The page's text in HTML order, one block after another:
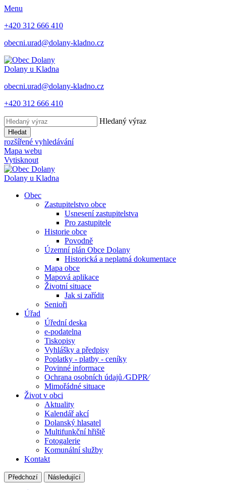
Menu
+420 312 666 410
obecni.urad@dolany-kladno.cz
Dolany u Kladna
obecni.urad@dolany-kladno.cz
+420 312 666 410
Hledaný výraz
Hledat
rozšířené vyhledávání
Mapa webu
Vytisknout
Dolany u Kladna
Obec
Zastupitelstvo obce
Usnesení zastupitelstva
Pro zastupitele
Historie obce
Povodně
Územní plán Obce Dolany
Historická a neplatná dokumentace
Mapa obce
Mapová aplikace
Životní situace
Jak si zařídit
Senioři
Úřad
Úřední deska
e-podatelna
Tiskopisy
Vyhlášky a předpisy
Poplatky - platby - ceníky
Povinné informace
Ochrana osobních údajů ⁄GDPR⁄
Mimořádné situace
Život v obci
Aktuality
Kalendář akcí
Dolanský hlasatel
Multifunkční hřiště
Fotogalerie
Komunální služby
Kontakt
Předchozí Následující